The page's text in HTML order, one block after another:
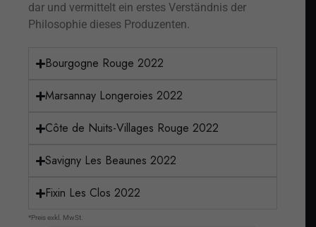
dar und vermittelt ein erstes Verständnis der
Philosophie dieses Produzenten.
Bourgogne Rouge 2022
Marsannay Longeroies 2022
Côte de Nuits-Villages Rouge 2022
Savigny Les Beaunes 2022
Fixin Les Clos 2022
*Preis exkl. MwSt.